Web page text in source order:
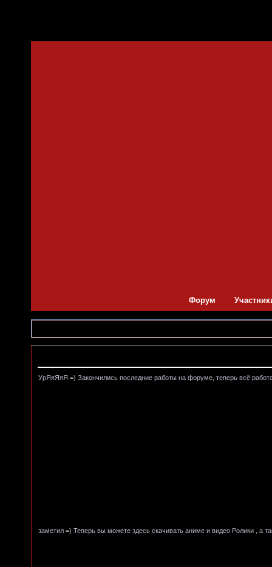
Форум
УрЯяЯяЯ =) Закончились последние работы на форуме, теперь всё
заметил =) Теперь вы можете здесь скачивать аниме и видео Ролики , а